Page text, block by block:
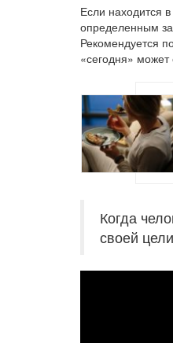
Если находится
определенным
Рекомендуется
«сегодня» может
Когда
своей